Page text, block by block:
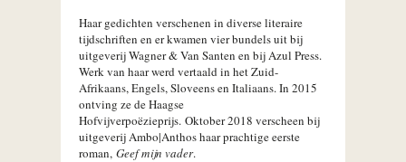
Haar gedichten verschenen in diverse literaire
tijdschriften en er kwamen vier bundels uit bij
uitgeverij Wagner & Van Santen en bij Azul Press.
Werk van haar werd vertaald in het Zuid-
Afrikaans, Engels, Sloveens en Italiaans. In 2015
ontving ze de Haagse
Hofvijverpoëzieprijs. Oktober 2018 verscheen bij
uitgeverij Ambo|Anthos haar prachtige eerste
roman, Geef mijn vader.